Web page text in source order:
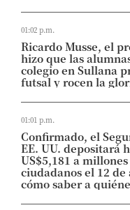
01:02 p.m.
Ricardo Musse, el
hizo que las
colegio en Sullana
futsal y rocen la
01:01 p.m.
Confirmado, el
EE. UU. depositará
US$5,181 a millones
ciudadanos el 12 de
cómo saber a